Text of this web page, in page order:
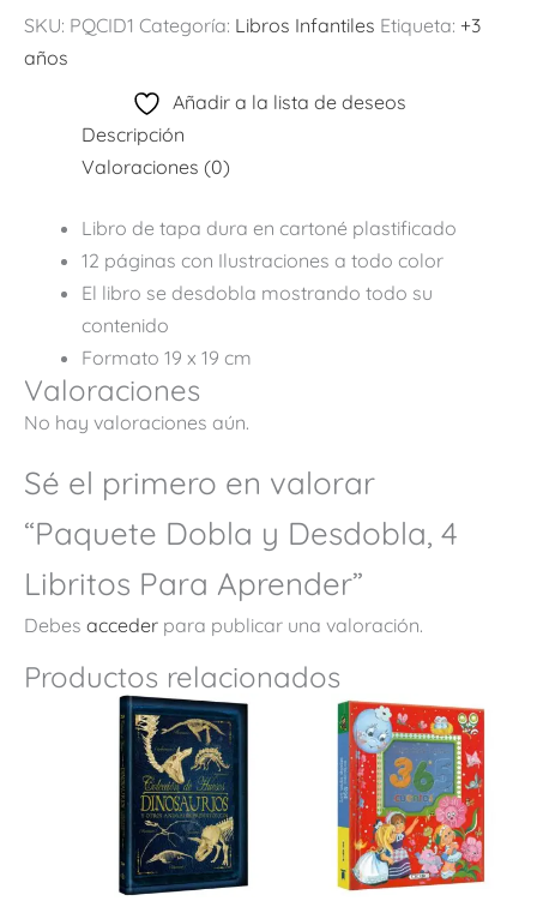
SKU: PQCID1 Categoría: Libros Infantiles Etiqueta: +3
años
Añadir a la lista de deseos
Descripción
Valoraciones (0)
Libro de tapa dura en cartoné plastificado
12 páginas con Ilustraciones a todo color
El libro se desdobla mostrando todo su
contenido
Formato 19 x 19 cm
Valoraciones
No hay valoraciones aún.
Sé el primero en valorar
“Paquete Dobla y Desdobla, 4
Libritos Para Aprender”
Debes acceder para publicar una valoración.
Productos relacionados